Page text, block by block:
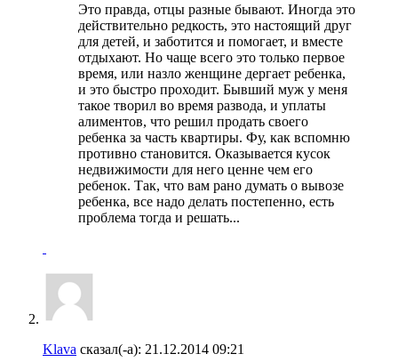
Это правда, отцы разные бывают. Иногда это
действительно редкость, это настоящий друг
для детей, и заботится и помогает, и вместе
отдыхают. Но чаще всего это только первое
время, или назло женщине дергает ребенка,
и это быстро проходит. Бывший муж у меня
такое творил во время развода, и уплаты
алиментов, что решил продать своего
ребенка за часть квартиры. Фу, как вспомню
противно становится. Оказывается кусок
недвижимости для него ценне чем его
ребенок. Так, что вам рано думать о вывозе
ребенка, все надо делать постепенно, есть
проблема тогда и решать...
Klava сказал(-а): 21.12.2014 09:21